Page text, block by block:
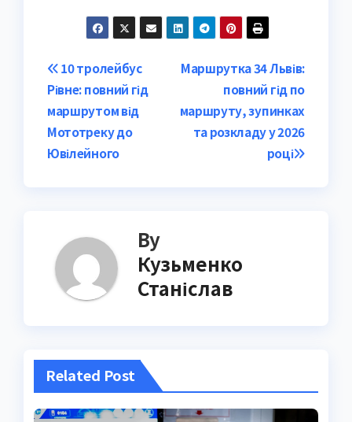
Post
navigation
Маршрутка 34 Львів:
повний гід по
маршруту, зупинках
та розкладу у 2026
році
10 тролейбус
Рівне: повний гід
маршрутом від
Мототреку до
Ювілейного
By
Кузьменко
Станіслав
Related Post